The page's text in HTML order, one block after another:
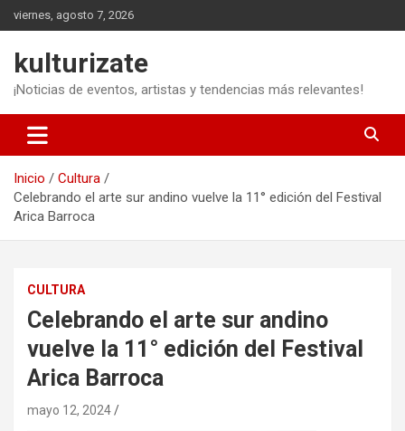
Saltar
al
viernes, agosto 7, 2026
kulturizate
¡Noticias de eventos, artistas y tendencias más relevantes!
Inicio
Cultura
Celebrando el arte sur andino vuelve la 11° edición del Festival
Arica Barroca
CULTURA
Celebrando el arte sur andino
vuelve la 11° edición del Festival
Arica Barroca
mayo 12, 2024